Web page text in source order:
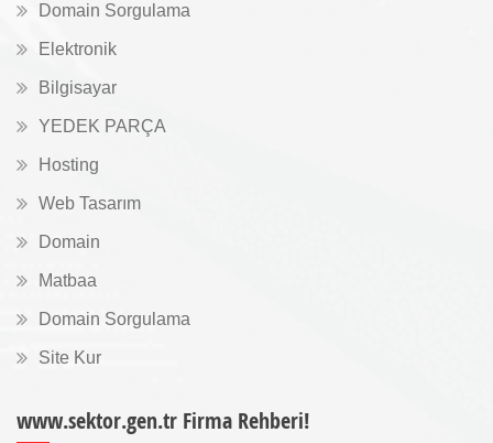
Domain Sorgulama
Elektronik
Bilgisayar
YEDEK PARÇA
Hosting
Web Tasarım
Domain
Matbaa
Domain Sorgulama
Site Kur
www.sektor.gen.tr Firma Rehberi!